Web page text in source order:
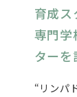
育成
専門
ター
“リンパ